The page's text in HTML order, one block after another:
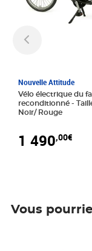
Nouvelle Attitude
Vélo électrique du
reconditionné - Taille normale -
Noir/ Rouge
1 490,00€
Vous